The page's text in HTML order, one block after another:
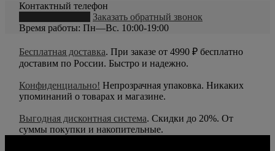
Контактный телефон
Заказать обратный звонок
Время работы: Пн—Вс. 10:00-19:00
Бесплатная доставка. При заказе от 4990 ₽ бесплатно
доставим по России. Быстро и надежно.
Конфиденциально! Непрозрачная упаковка. Никаких
упоминаний о товарах и магазине.
Выгодная дисконтная система. Скидки до 20%. От
суммы покупки и накопительные.